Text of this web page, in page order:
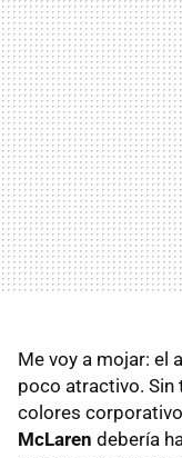
Me voy a mojar: el
poco atractivo. Sin
colores
McLaren debería